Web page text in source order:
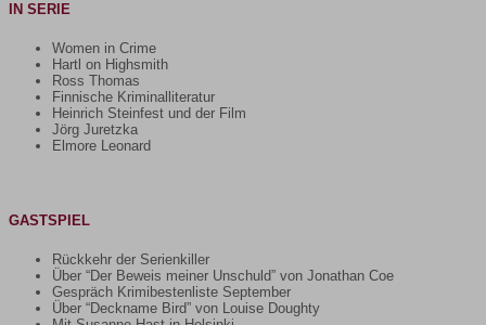
IN SERIE
Women in Crime
Hartl on Highsmith
Ross Thomas
Finnische Kriminalliteratur
Heinrich Steinfest und der Film
Jörg Juretzka
Elmore Leonard
GASTSPIEL
Rückkehr der Serienkiller
Über “Der Beweis meiner Unschuld” von Jonathan Coe
Gespräch Krimibestenliste September
Über “Deckname Bird” von Louise Doughty